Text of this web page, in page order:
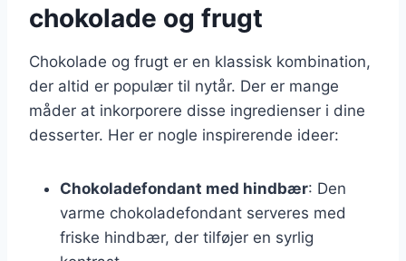
chokolade og frugt
Chokolade og frugt er en klassisk kombination,
der altid er populær til nytår. Der er mange
måder at inkorporere disse ingredienser i dine
desserter. Her er nogle inspirerende ideer:
Chokoladefondant med hindbær: Den
varme chokoladefondant serveres med
friske hindbær, der tilføjer en syrlig